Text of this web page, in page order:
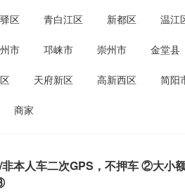
区 青白江区 新都区 温江
市 邛崃市 崇州市 金堂县
天府新区 高新西区 简阳
商家
本人车二次GPS，不押车 ②大小